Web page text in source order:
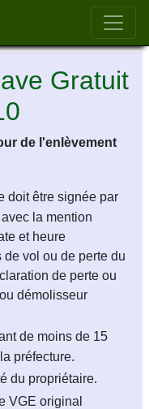
Bar
Gratuit
de l'enlèvement
doit être signée par
la mention
et heure
vol ou de perte du
de perte ou
démolisseur
de moins de 15
préfecture.
du propriétaire.
VGE original